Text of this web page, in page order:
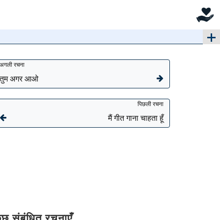
अगली रचना
तुम अगर आओ
पिछली रचना
मैं गीत गाना चाहता हूँ